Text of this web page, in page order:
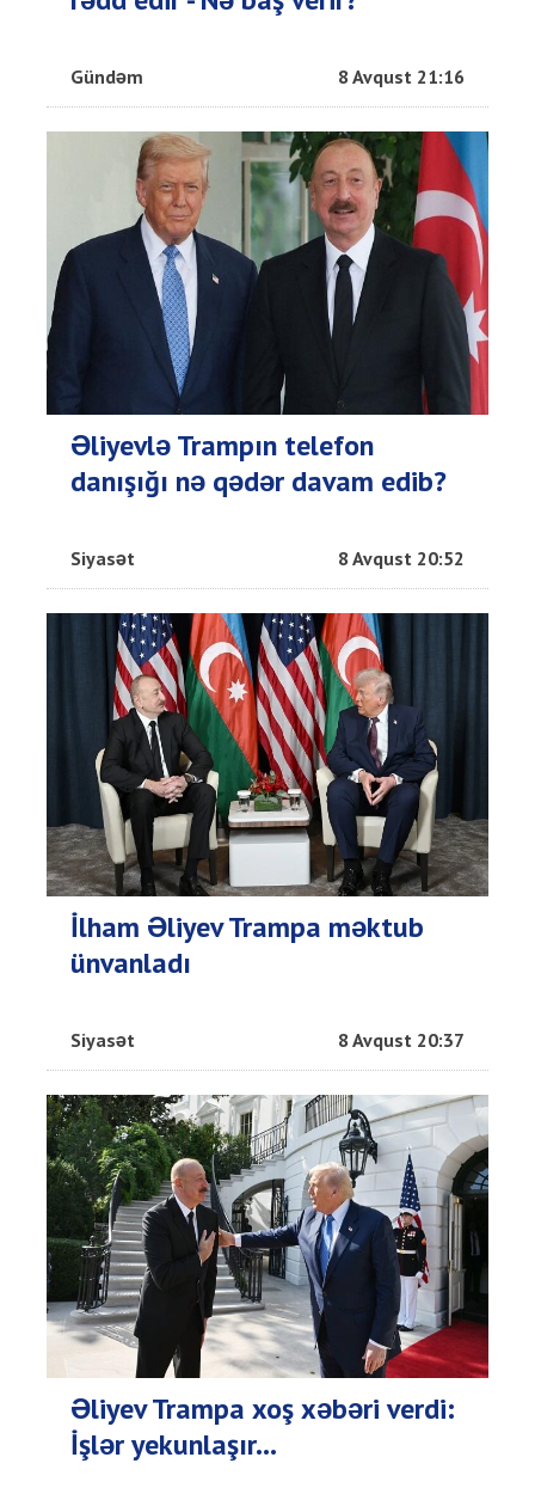
Gündəm 8 Avqust 21:16
Əliyevlə Trampın telefon
danışığı nə qədər davam edib?
Siyasət 8 Avqust 20:52
İlham Əliyev Trampa məktub
ünvanladı
Siyasət 8 Avqust 20:37
Əliyev Trampa xoş xəbəri verdi:
İşlər yekunlaşır...